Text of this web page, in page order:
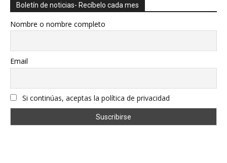
Boletín de noticias- Recíbelo cada mes
Nombre o nombre completo
Email
Si continúas, aceptas la política de privacidad